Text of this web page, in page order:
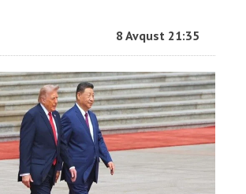
8 Avqust 21:35